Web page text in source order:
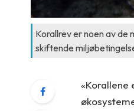
Korallrev er noen av de
skiftende
«Korallene